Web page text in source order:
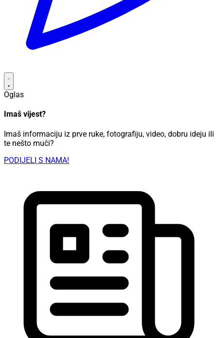
Oglas
Imaš vijest?
Imaš informaciju iz prve ruke, fotografiju, video, dobru ideju ili
te nešto muči?
PODIJELI S NAMA!